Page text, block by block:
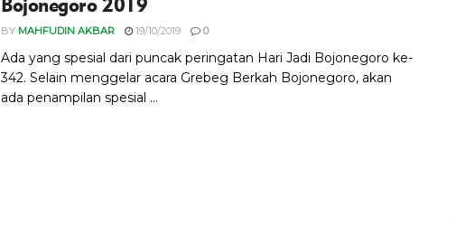
Bojonegoro 2019
BY MAHFUDIN AKBAR 19/10/2019 0
Ada yang spesial dari puncak peringatan Hari Jadi Bojonegoro ke-
342. Selain menggelar acara Grebeg Berkah Bojonegoro, akan
ada penampilan spesial ...